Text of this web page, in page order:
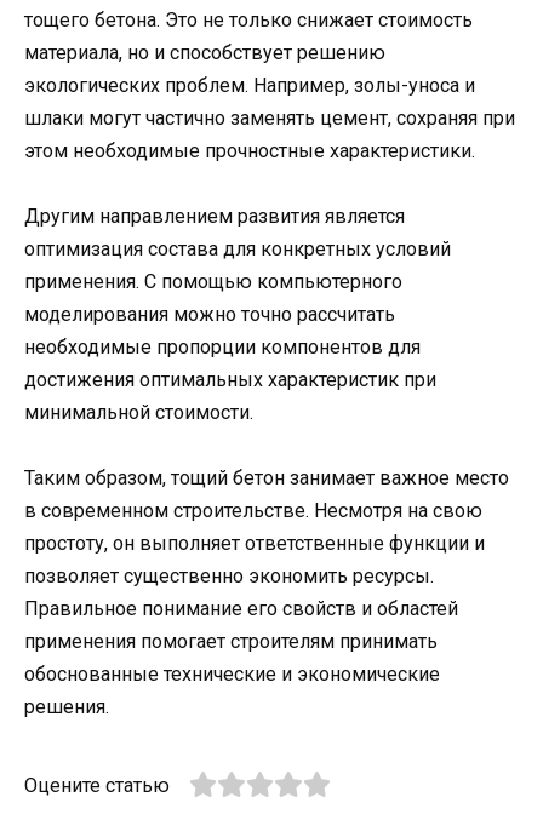
тощего бетона. Это не только снижает стоимость
материала, но и способствует решению
экологических проблем. Например, золы-уноса и
шлаки могут частично заменять цемент, сохраняя при
этом необходимые прочностные характеристики.
Другим направлением развития является
оптимизация состава для конкретных условий
применения. С помощью компьютерного
моделирования можно точно рассчитать
необходимые пропорции компонентов для
достижения оптимальных характеристик при
минимальной стоимости.
Таким образом, тощий бетон занимает важное место
в современном строительстве. Несмотря на свою
простоту, он выполняет ответственные функции и
позволяет существенно экономить ресурсы.
Правильное понимание его свойств и областей
применения помогает строителям принимать
обоснованные технические и экономические
решения.
Оцените статью